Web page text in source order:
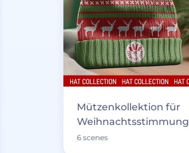
Mützenkollektion für
Weihnachtsstimmung
6 scenes